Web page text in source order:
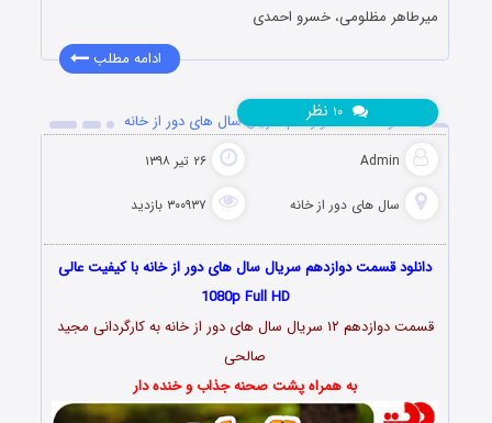
میرطاهر مظلومی، خسرو احمدی
ادامه مطلب
دانلود قسمت دوازدهم سریال سال های دور از خانه
Admin ۲۶ تیر ۱۳۹۸
سال های دور از خانه ۳۰۰۹۳۷ بازدید
نظر
دانلود قسمت دوازدهم سریال سال های دور از خانه با کیفیت عالی
1080p Full HD
قسمت دوازدهم ۱۲ سریال سال های دور از خانه به کارگردانی مجید
صالحی
به همراه پشت صحنه جذاب و خنده دار